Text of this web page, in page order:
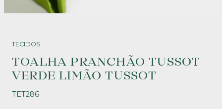
TECIDOS
TOALHA PRANCHÃO TUSSOT
VERDE LIMÃO TUSSOT
TET286